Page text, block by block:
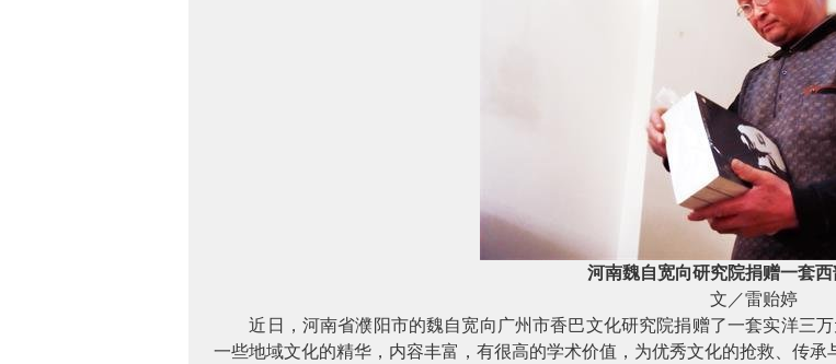
河南魏自宽向研究院捐赠一套
文／雷贻婷
近日，河南省濮阳市的魏自宽向广州市香巴文化研究院捐赠了一套实洋三
一些地域文化的精华，内容丰富，有很高的学术价值，为优秀文化的抢救、传承